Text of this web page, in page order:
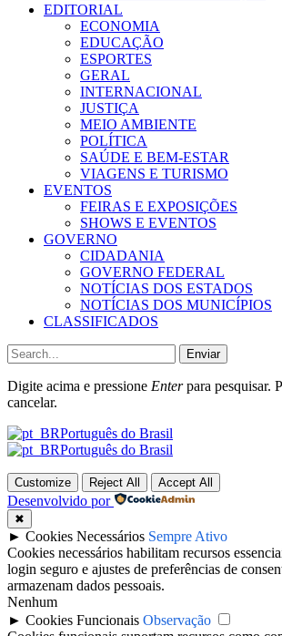
EDITORIAL
ECONOMIA
EDUCAÇÃO
ESPORTES
GERAL
INTERNACIONAL
JUSTIÇA
MEIO AMBIENTE
POLÍTICA
SAÚDE E BEM-ESTAR
VIAGENS E TURISMO
EVENTOS
FEIRAS E EXPOSIÇÕES
SHOWS E EVENTOS
GOVERNO
CIDADANIA
GOVERNO FEDERAL
NOTÍCIAS DOS ESTADOS
NOTÍCIAS DOS MUNICÍPIOS
CLASSIFICADOS
Enviar
Digite acima e pressione Enterpara pesquisar.
cancelar.
Português do Brasil
Português do Brasil
Customize Reject All Accept All
Desenvolvido por
✖
► Cookies Necessários Sempre Ativo
Cookies necessários habilitam recursos
login seguro e ajustes de preferências de
armazenam dados pessoais.
Nenhum
► Cookies Funcionais Observação